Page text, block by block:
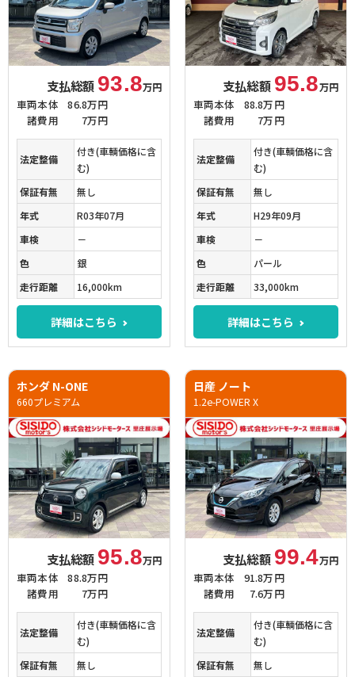
支払総額 93.8万円
車両本体
86.8万円
諸費用
7万円
法定整備
付き(車輌価格に含
む)
保証有無
無し
年式
R03年07月
車検
－
色
銀
走行距離
16,000km
詳細はこちら
支払総額 95.8万円
車両本体
88.8万円
諸費用
7万円
法定整備
付き(車輌価格に含
む)
保証有無
無し
年式
H29年09月
車検
－
色
パール
走行距離
33,000km
詳細はこちら
ホンダ N-ONE
660プレミアム
支払総額 95.8万円
車両本体
88.8万円
諸費用
7万円
法定整備
付き(車輌価格に含
む)
保証有無
無し
日産 ノート
1.2e-POWER X
支払総額 99.4万円
車両本体
91.8万円
諸費用
7.6万円
法定整備
付き(車輌価格に含
む)
保証有無
無し